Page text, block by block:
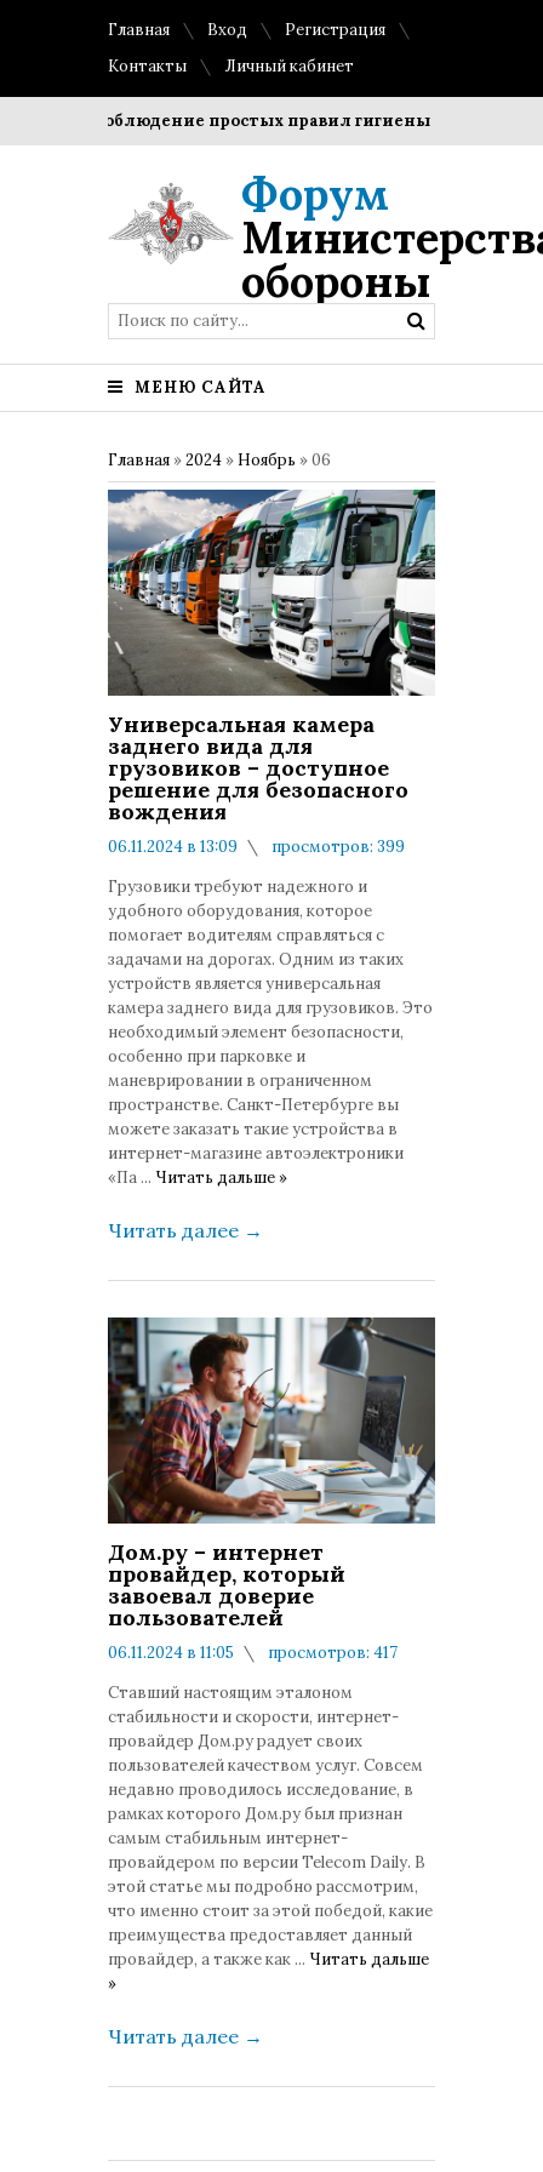
Главная Вход
Регистрация
Контакты
Личный кабинет
Соблюдение простых правил гигиены помогает
Форум
обороны
МЕНЮ САЙТА
Главная »2024 » Ноябрь »06
Универсальная камера
заднего вида для
грузовиков – доступное
решение для безопасного
вождения
06.11.2024 в 13:09
просмотров: 399
Грузовики требуют надежного и
удобного оборудования, которое
помогает водителям справляться с
задачами на дорогах. Одним из таких
устройств является универсальная
камера заднего вида для грузовиков. Это
необходимый элемент безопасности,
особенно при парковке и
маневрировании в ограниченном
пространстве. Санкт-Петербурге вы
можете заказать такие устройства в
интернет-магазине автоэлектроники
«Па ... Читать дальше »
Читать далее →
Дом.ру – интернет
провайдер, который
завоевал доверие
пользователей
06.11.2024 в 11:05
просмотров: 417
Ставший настоящим эталоном
стабильности и скорости, интернет-
провайдер Дом.ру радует своих
пользователей качеством услуг. Совсем
недавно проводилось исследование, в
рамках которого Дом.ру был признан
самым стабильным интернет-
провайдером по версии Telecom Daily. В
этой статье мы подробно рассмотрим,
что именно стоит за этой победой, какие
преимущества предоставляет данный
провайдер, а также как ... Читать дальше
»
Читать далее →